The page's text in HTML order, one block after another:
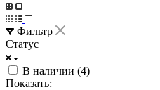
Фильтр
Статус
В наличии (4)
Показать: